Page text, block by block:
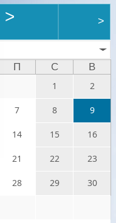
> >
П С
В
1
2
7 8 9
14 15 16
21 22 23
28 29 30